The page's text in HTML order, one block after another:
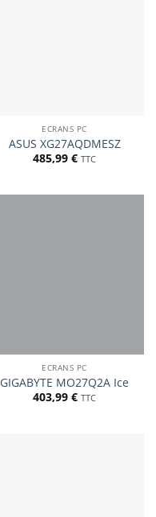
ECRANS PC
ASUS XG27AQDMESZ
485,99 € TTC
ECRANS PC
GIGABYTE MO27Q2A Ice
403,99 € TTC